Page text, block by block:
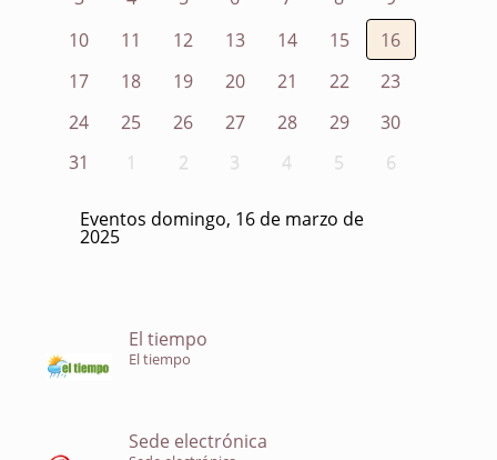
10
11 12 13 14 15
16
17
18 19 20 21 22
23
24
25 26 27 28 29
30
31
1 2 3 4 5 6
Eventos domingo, 16 de marzo de
2025
El tiempo
El tiempo
Sede electrónica